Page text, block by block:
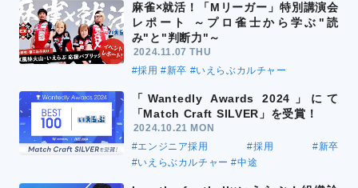
麻雀×就活！「Mリーガー」特別講演会
レポート ～プロ雀士から学ぶ"読
み"と"判断力"～
2024.11.07 THU
#採用 #新卒 #いえらぶカルチャー
「Wantedly Awards 2024」にて
「Match Craft SILVER」を受賞！
2024.10.21 MON
#エンジニア採用
#採用
#新卒
#いえらぶカルチャー #中途